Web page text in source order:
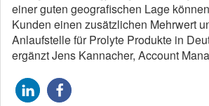
einer guten geografischen Lage
Kunden einen zusätzlichen Mehrwert
Anlaufstelle für Prolyte Produkte in
ergänzt Jens Kannacher, Account